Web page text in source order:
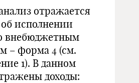
отражается
исполнении
внебюджетным
– форма 4 (см.
1). В данном
доходы: